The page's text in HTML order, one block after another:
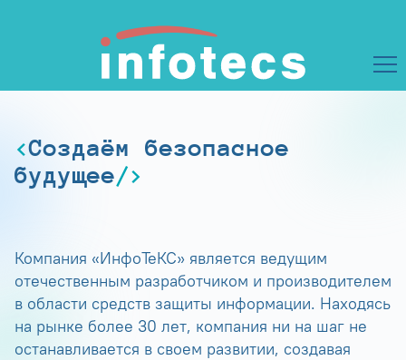
Создаём безопасное
будущее
Компания «ИнфоТеКС» является ведущим
отечественным разработчиком и производителем
в области средств защиты информации. Находясь
на рынке более 30 лет, компания ни на шаг не
останавливается в своем развитии, создавая